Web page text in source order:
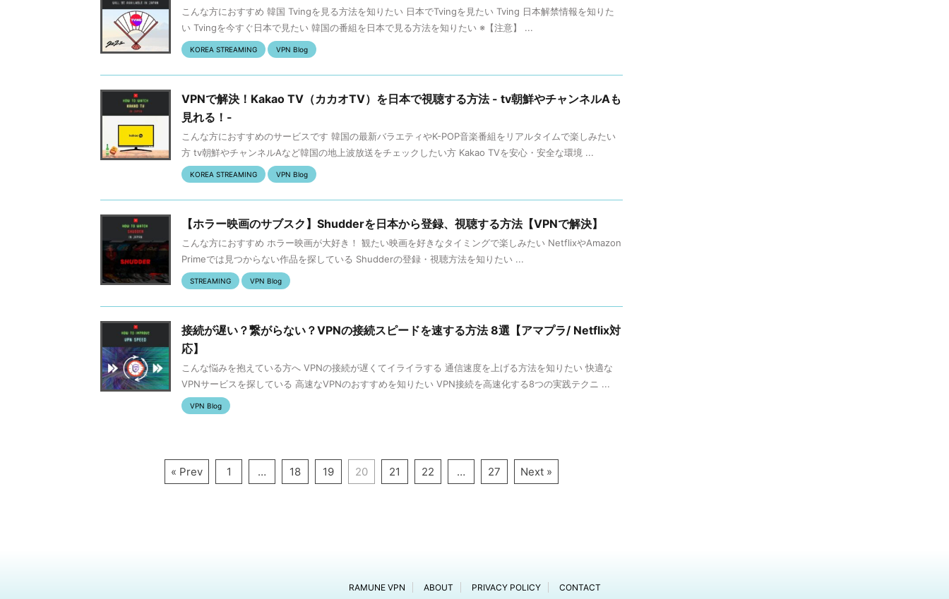
こんな方におすすめ 韓国 Tvingを見る方法を知りたい 日本でTvingを見たい Tving 日本解禁情報を知りた
い Tvingを今すぐ日本で見たい 韓国の番組を日本で見る方法を知りたい ※【注意】 ...
KOREA STREAMING VPN Blog
VPNで解決！Kakao TV（カカオTV）を日本で視聴する方法 - tv朝鮮やチャンネルAも
見れる！-
こんな方におすすめのサービスです 韓国の最新バラエティやK-POP音楽番組をリアルタイムで楽しみたい
方 tv朝鮮やチャンネルAなど韓国の地上波放送をチェックしたい方 Kakao TVを安心・安全な環境 ...
KOREA STREAMING VPN Blog
【ホラー映画のサブスク】Shudderを日本から登録、視聴する方法【VPNで解決】
こんな方におすすめ ホラー映画が大好き！ 観たい映画を好きなタイミングで楽しみたい NetflixやAmazon
Primeでは見つからない作品を探している Shudderの登録・視聴方法を知りたい ...
STREAMING VPN Blog
接続が遅い？繋がらない？VPNの接続スピードを速する方法 8選【アマプラ/ Netflix対
応】
こんな悩みを抱えている方へ VPNの接続が遅くてイライラする 通信速度を上げる方法を知りたい 快適な
VPNサービスを探している 高速なVPNのおすすめを知りたい VPN接続を高速化する8つの実践テクニ ...
VPN Blog
« Prev 1 … 18 19 20 21 22 … 27 Next »
RAMUNE VPN ABOUT PRIVACY POLICY CONTACT